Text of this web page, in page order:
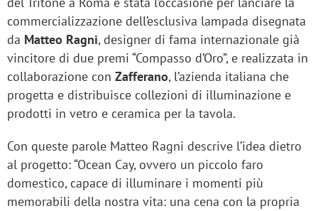
commercializzazione dell’esclusiva lampada disegnata
da Matteo Ragni, designer di fama internazionale già
vincitore di due premi “Compasso d’Oro”, e realizzata in
collaborazione con Zafferano, l’azienda italiana che
progetta e distribuisce collezioni di illuminazione e
prodotti in vetro e ceramica per la tavola.
Con queste parole Matteo Ragni descrive l’idea dietro
al progetto: “Ocean Cay, ovvero un piccolo faro
domestico, capace di illuminare i momenti più
memorabili della nostra vita: una cena con la propria